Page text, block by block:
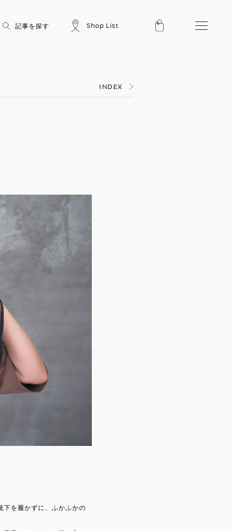
記事を探す Shop List
INDEX
下を履かずに、ふかふかの